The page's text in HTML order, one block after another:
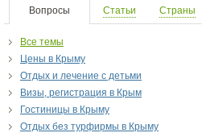
Вопросы Статьи Страны
Все темы
Цены в Крыму
Отдых и лечение с детьми
Визы, регистрация в Крым
Гостиницы в Крыму
Отдых без турфирмы в Крыму